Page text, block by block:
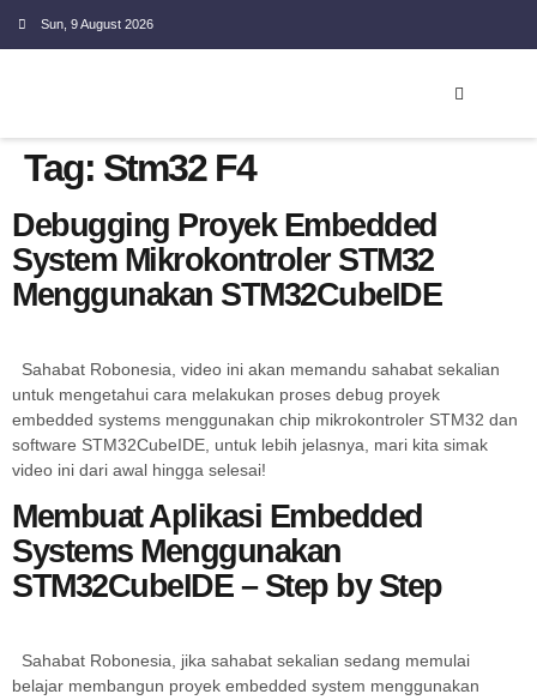
Sun, 9 August 2026
Tag: Stm32 F4
Debugging Proyek Embedded
System Mikrokontroler STM32
Menggunakan STM32CubeIDE
Sahabat Robonesia, video ini akan memandu sahabat sekalian
untuk mengetahui cara melakukan proses debug proyek
embedded systems menggunakan chip mikrokontroler STM32 dan
software STM32CubeIDE, untuk lebih jelasnya, mari kita simak
video ini dari awal hingga selesai!
Membuat Aplikasi Embedded
Systems Menggunakan
STM32CubeIDE – Step by Step
Sahabat Robonesia, jika sahabat sekalian sedang memulai
belajar membangun proyek embedded system menggunakan